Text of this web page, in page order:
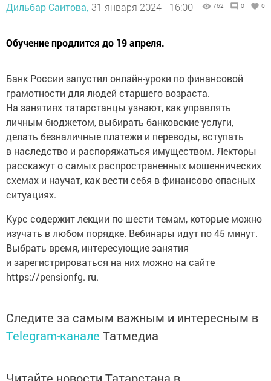
Дильбар Саитова, 31 января 2024 - 16:00 762 0 0
Обучение продлится до 19 апреля.
Банк России запустил онлайн-уроки по финансовой
грамотности для людей старшего возраста.
На занятиях татарстанцы узнают, как управлять
личным бюджетом, выбирать банковские услуги,
делать безналичные платежи и переводы, вступать
в наследство и распоряжаться имуществом. Лекторы
расскажут о самых распространенных мошеннических
схемах и научат, как вести себя в финансово опасных
ситуациях.
Курс содержит лекции по шести темам, которые можно
изучать в любом порядке. Вебинары идут по 45 минут.
Выбрать время, интересующие занятия
и зарегистрироваться на них можно на сайте
https://pensionfg. ru.
Следите за самым важным и интересным в
Telegram-канале Татмедиа